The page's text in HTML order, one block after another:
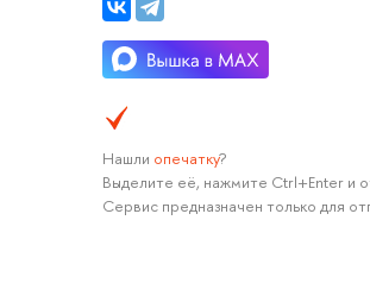
Нашли опечатку?
Выделите её, нажмите Ctrl+Enter и
Сервис предназначен только для